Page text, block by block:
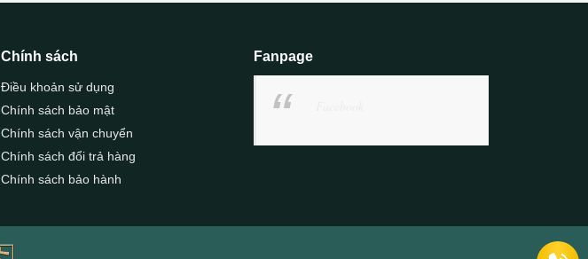
Chính sách
Điều khoản sử dụng
Chính sách bảo mật
Chính sách vận chuyển
Chính sách đổi trả hàng
Chính sách bảo hành
Fanpage